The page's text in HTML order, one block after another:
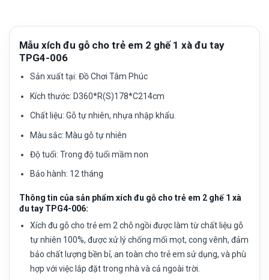
Mẫu xích đu gỗ cho trẻ em 2 ghế 1 xà đu tay
TPG4-006
Sản xuất tại: Đồ Chơi Tâm Phúc
Kích thước: D360*R(S)178*C214cm
Chất liệu: Gỗ tự nhiên, nhựa nhập khẩu.
Màu sắc: Màu gỗ tự nhiên
Độ tuổi: Trong độ tuổi mầm non
Bảo hành: 12 tháng
Thông tin của sản phẩm xích đu gỗ cho trẻ em 2 ghế 1 xà
đu tay TPG4-006:
Xích đu gỗ cho trẻ em 2 chỗ ngồi được làm từ chất liệu gỗ
tự nhiên 100%, được xử lý chống mối mọt, cong vênh, đảm
bảo chất lượng bền bỉ, an toàn cho trẻ em sử dụng, và phù
hợp với việc lắp đặt trong nhà và cả ngoài trời.